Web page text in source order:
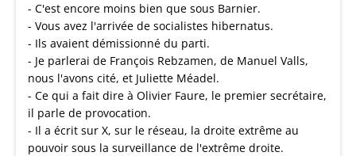
- C'est encore moins bien que sous Barnier.
- Vous avez l'arrivée de socialistes hibernatus.
- Ils avaient démissionné du parti.
- Je parlerai de François Rebzamen, de Manuel Valls,
nous l'avons cité, et Juliette Méadel.
- Ce qui a fait dire à Olivier Faure, le premier secrétaire,
il parle de provocation.
- Il a écrit sur X, sur le réseau, la droite extrême au
pouvoir sous la surveillance de l'extrême droite.